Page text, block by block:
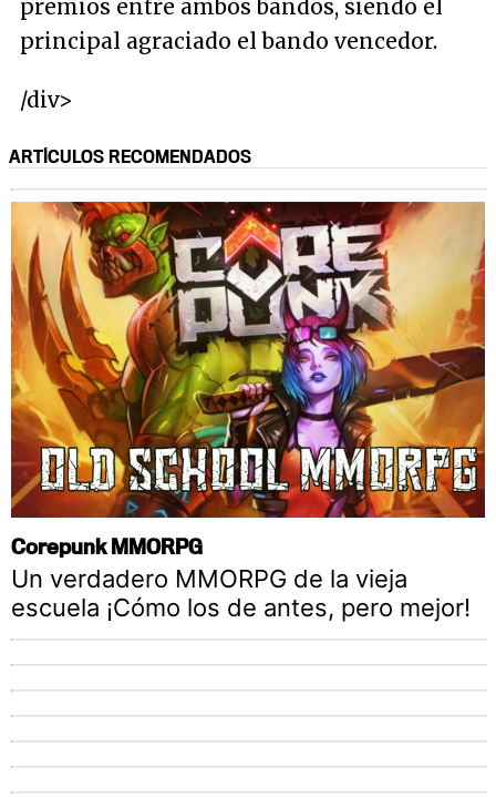
premios entre ambos bandos, siendo el
principal agraciado el bando vencedor.
/div>
ARTÍCULOS RECOMENDADOS
Corepunk MMORPG
Un verdadero MMORPG de la vieja
escuela ¡Cómo los de antes, pero mejor!